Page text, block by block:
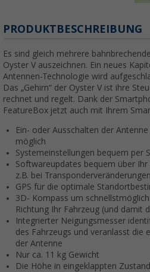
PRODUKTBESCHREIBUNG
Es sind gleich mehrere
Oyster V auszeichnen. Ein neues
Antennen-Technologie wird
Das „Gehirn“ der Oyster V ist ihre
rechnet und regelt. Dank der
FeatureBox jetzt auch mit Ihrem
Ein- oder Ausschalten der
möglich
Systemeinstellungen bequem per
Softwareupdates bequem über
z.B. bei Transponderveränderungen
GPS für die optimale
3D- Kompass um
Richtung Ihr Fahrzeug (und damit
Integrierter Neigungsmesser
des Fahrzeugs und veranlasst die
der Antenne
Nur ca. 11 kg Gewicht
Die Höhe in eingeklappten